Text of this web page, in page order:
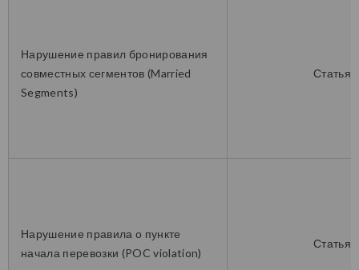
Нарушение правил бронирования
совместных сегментов (Married
Segments)
Статья
Нарушение правила о пункте
начала перевозки (POC violation)
Статья